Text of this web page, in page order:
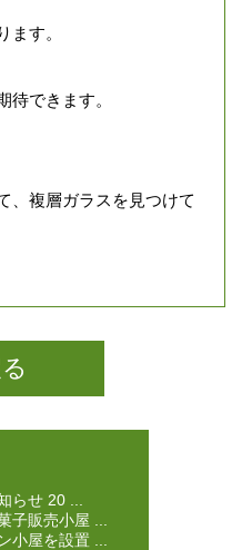
ます。
待できます。
、複層ガラスを見つけて
らせ 20 ...
子販売小屋 ...
小屋を設置 ...